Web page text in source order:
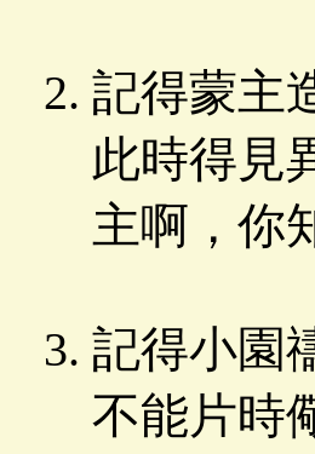
記得蒙主
此時得見
主啊，你
記得小園
不能片時